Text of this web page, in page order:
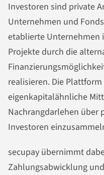
Investoren sind private
Unternehmen und
etablierte Unternehmen
Projekte durch die
realisieren. Die
eigenkapitalähnliche
Nachrangdarlehen über
Investoren
secupay übernimmt
Zahlungsabwicklung